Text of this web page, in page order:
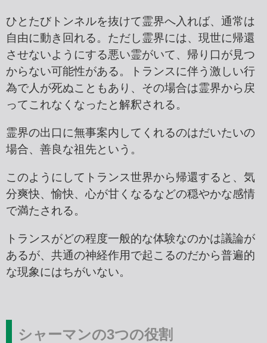
ひとたびトンネルを抜けて霊界へ入れば、通常は
自由に動き回れる。ただし霊界には、現世に帰還
させないようにする悪い霊がいて、帰り口が見つ
からない可能性がある。トランスに伴う激しい行
為で人が死ぬこともあり、その場合は霊界から戻
ってこれなくなったと解釈される。
霊界の出口に無事案内してくれるのはだいたいの
場合、善良な祖先という。
このようにしてトランス世界から帰還すると、気
分爽快、愉快、心が甘くなるなどの穏やかな感情
で満たされる。
トランスがどの程度一般的な体験なのかは議論が
あるが、共通の神経作用で起こるのだから普遍的
な現象にはちがいない。
シャーマンの3つの役割